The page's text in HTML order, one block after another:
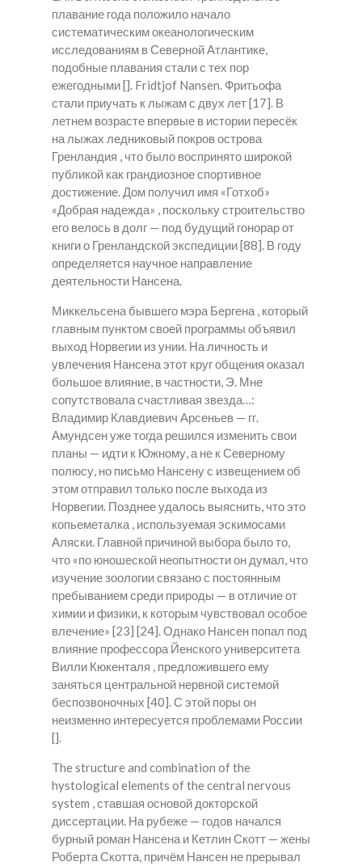
плавание года положило начало
систематическим океанологическим
исследованиям в Северной Атлантике,
подобные плавания стали с тех пор
ежегодными []. Fridtjof Nansen. Фритьофа
стали приучать к лыжам с двух лет [17]. В
летнем возрасте впервые в истории пересёк
на лыжах ледниковый покров острова
Гренландия , что было воспринято широкой
публикой как грандиозное спортивное
достижение. Дом получил имя «Готхоб»
«Добрая надежда» , поскольку строительство
его велось в долг — под будущий гонорар от
книги о Гренландской экспедиции [88]. В году
определяется научное направление
деятельности Нансена.
Миккельсена бывшего мэра Бергена , который
главным пунктом своей программы объявил
выход Норвегии из унии. На личность и
увлечения Нансена этот круг общения оказал
большое влияние, в частности, Э. Мне
сопутствовала счастливая звезда…:
Владимир Клавдиевич Арсеньев — гг.
Амундсен уже тогда решился изменить свои
планы — идти к Южному, а не к Северному
полюсу, но письмо Нансену с извещением об
этом отправил только после выхода из
Норвегии. Позднее удалось выяснить, что это
копьеметалка , используемая эскимосами
Аляски. Главной причиной выбора было то,
что «по юношеской неопытности он думал, что
изучение зоологии связано с постоянным
пребыванием среди природы — в отличие от
химии и физики, к которым чувствовал особое
влечение» [23] [24]. Однако Нансен попал под
влияние профессора Йенского университета
Вилли Кюкенталя , предложившего ему
заняться центральной нервной системой
беспозвоночных [40]. С этой поры он
неизменно интересуется проблемами России
[].
The structure and combination of the
hystological elements of the central nervous
system , ставшая основой докторской
диссертации. На рубеже — годов начался
бурный роман Нансена и Кетлин Скотт — жены
Роберта Скотта, причём Нансен не прерывал